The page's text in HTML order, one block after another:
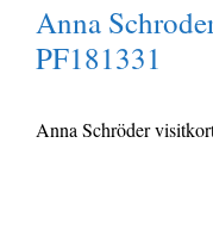
Anna
PF181331
Anna Schröder